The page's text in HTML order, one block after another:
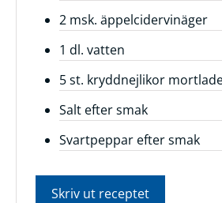
YouTube2 msk. äppelcidervinäger
1 dl. vatten
5 st. kryddnejlikor
Salt efter smak
Svartpeppar efter smak
Skriv ut receptet